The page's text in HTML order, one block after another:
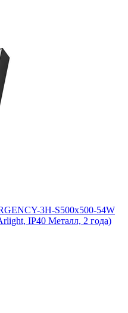
3H-S500x500-54W
IP40 Металл, 2 года)